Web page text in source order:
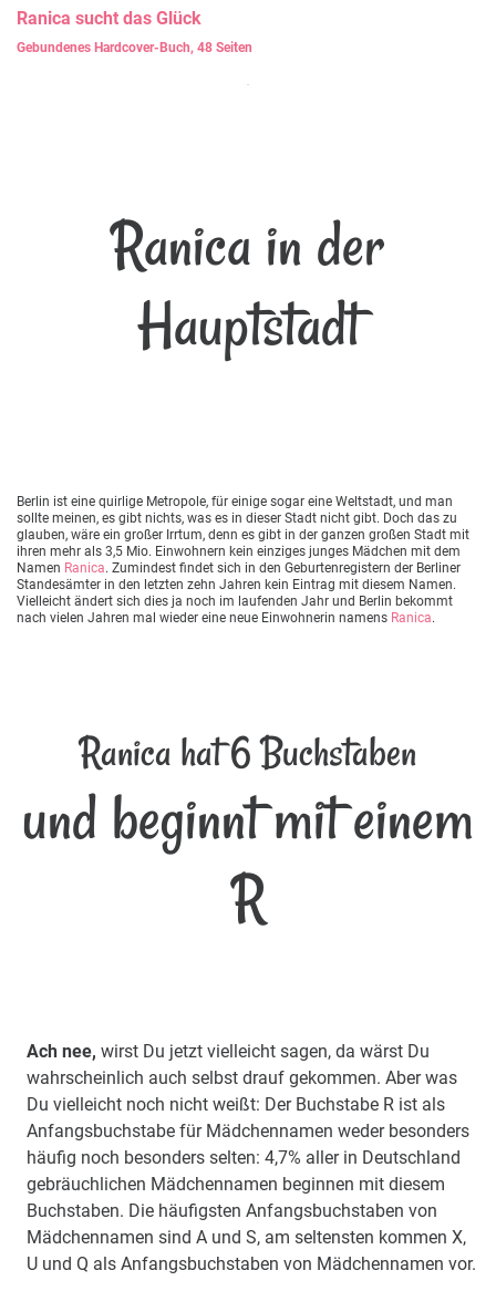
Ranica sucht das Glück
Gebundenes Hardcover-Buch, 48 Seiten
Ranica in der
Hauptstadt
Berlin ist eine quirlige Metropole, für einige sogar eine Weltstadt, und man
sollte meinen, es gibt nichts, was es in dieser Stadt nicht gibt. Doch das zu
glauben, wäre ein großer Irrtum, denn es gibt in der ganzen großen Stadt mit
ihren mehr als 3,5 Mio. Einwohnern kein einziges junges Mädchen mit dem
Namen Ranica. Zumindest findet sich in den Geburtenregistern der Berliner
Standesämter in den letzten zehn Jahren kein Eintrag mit diesem Namen.
Vielleicht ändert sich dies ja noch im laufenden Jahr und Berlin bekommt
nach vielen Jahren mal wieder eine neue Einwohnerin namens Ranica.
Ranica hat 6 Buchstaben
und beginnt mit einem
R
Ach nee, wirst Du jetzt vielleicht sagen, da wärst Du
wahrscheinlich auch selbst drauf gekommen. Aber was
Du vielleicht noch nicht weißt: Der Buchstabe R ist als
Anfangsbuchstabe für Mädchennamen weder besonders
häufig noch besonders selten: 4,7% aller in Deutschland
gebräuchlichen Mädchennamen beginnen mit diesem
Buchstaben. Die häufigsten Anfangsbuchstaben von
Mädchennamen sind A und S, am seltensten kommen X,
U und Q als Anfangsbuchstaben von Mädchennamen vor.